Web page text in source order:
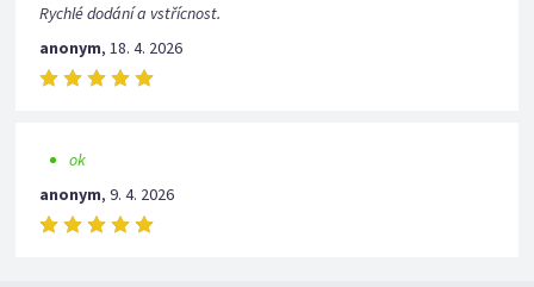
Rychlé dodání a vstřícnost.
anonym,18. 4. 2026
ok
anonym,9. 4. 2026